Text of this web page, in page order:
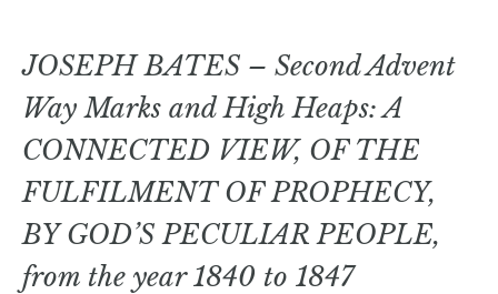
JOSEPH BATES – Second Advent
Way Marks and High Heaps: A
CONNECTED VIEW, OF THE
FULFILMENT OF PROPHECY,
BY GOD’S PECULIAR PEOPLE,
from the year 1840 to 1847